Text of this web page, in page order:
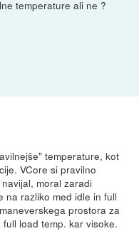
temperature ali ne ?
temperature, kot
VCore si pravilno
moral zaradi
na razliko med idle in full
prostora za
load temp. kar visoke.